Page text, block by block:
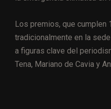
Los premios, que cumplen
tradicionalmente en la
a figuras clave del
Tena, Mariano de Cavia y